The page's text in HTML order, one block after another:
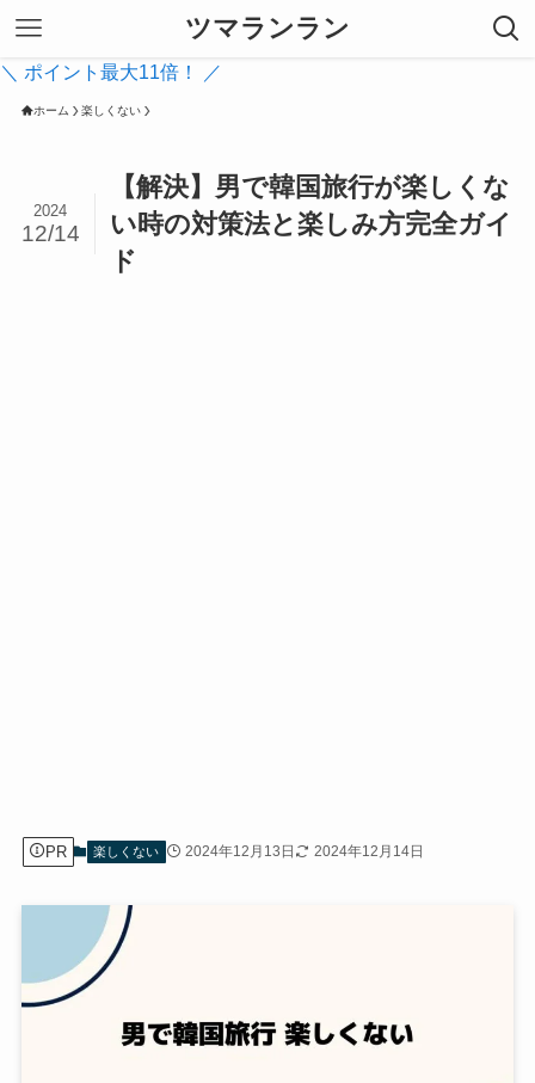
ツマランラン
＼ ポイント最大11倍！ ／
ホーム 楽しくない
【解決】男で韓国旅行が楽しくな
い時の対策法と楽しみ方完全ガイ
ド
2024
12/14
PR 楽しくない 2024年12月13日 2024年12月14日